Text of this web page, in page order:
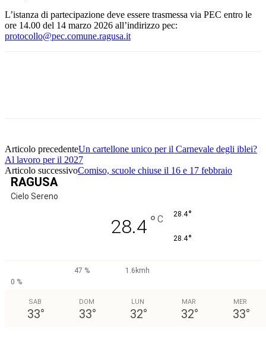
L’istanza di partecipazione deve essere trasmessa via PEC entro le
ore 14.00 del 14 marzo 2026 all’indirizzo pec:
protocollo@pec.comune.ragusa.it
Articolo precedenteUn cartellone unico per il Carnevale degli iblei?
Al lavoro per il 2027
Articolo successivoComiso, scuole chiuse il 16 e 17 febbraio
RAGUSA
Cielo Sereno
28.4 ° C 28.4°
28.4°
47 %
1.6kmh
0 %
SAB
33°
DOM
33°
LUN
32°
MAR
32°
MER
33°